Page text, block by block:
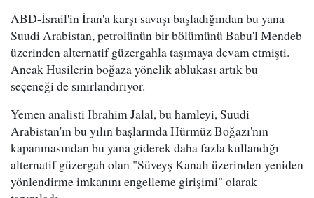
ABD-İsrail'in İran'a karşı savaşı başladığından bu yana
Suudi Arabistan, petrolünün bir bölümünü Babu'l Mendeb
üzerinden alternatif güzergahla taşımaya devam etmişti.
Ancak Husilerin boğaza yönelik ablukası artık bu
seçeneği de sınırlandırıyor.
Yemen analisti Ibrahim Jalal, bu hamleyi, Suudi
Arabistan'ın bu yılın başlarında Hürmüz Boğazı'nın
kapanmasından bu yana giderek daha fazla kullandığı
alternatif güzergah olan "Süveyş Kanalı üzerinden yeniden
yönlendirme imkanını engelleme girişimi" olarak